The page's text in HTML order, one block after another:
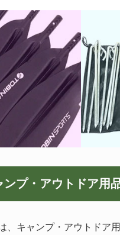
ンプ・アウトドア用
キャンプ・アウトドア